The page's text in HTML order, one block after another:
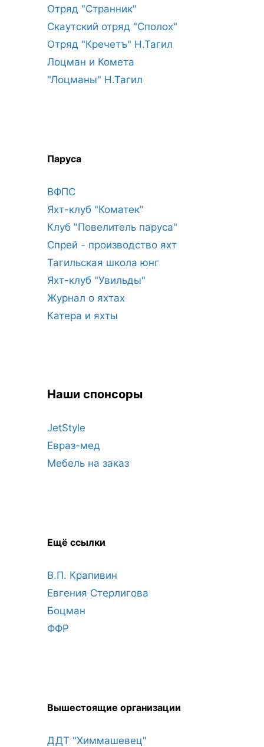
Отряд "Странник"
Скаутский отряд "Сполох"
Отряд "Кречетъ" Н.Тагил
Лоцман и Комета
"Лоцманы" Н.Тагил
Паруса
ВФПС
Яхт-клуб "Коматек"
Клуб "Повелитель паруса"
Спрей - производство яхт
Тагильская школа юнг
Яхт-клуб "Увильды"
Журнал о яхтах
Катера и яхты
Наши спонсоры
JetStyle
Евраз-мед
Мебель на заказ
Ещё ссылки
В.П. Крапивин
Евгения Стерлигова
Боцман
ФФР
Вышестоящие организации
ДДТ "Химмашевец"